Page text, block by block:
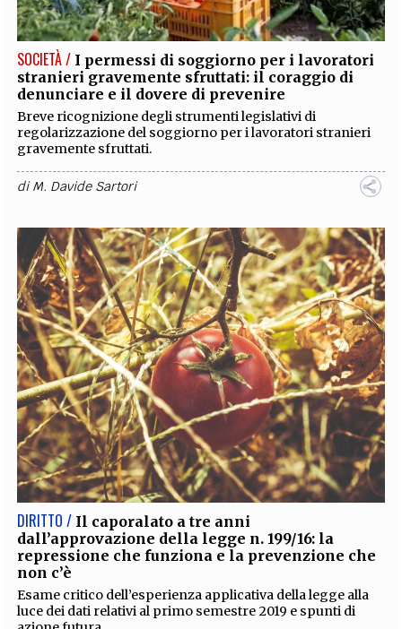
SOCIETÀ / I permessi di soggiorno per i lavoratori
stranieri gravemente sfruttati: il coraggio di
denunciare e il dovere di prevenire
Breve ricognizione degli strumenti legislativi di
regolarizzazione del soggiorno per i lavoratori stranieri
gravemente sfruttati.
diM. Davide Sartori
DIRITTO / Il caporalato a tre anni
dall’approvazione della legge n. 199/16: la
repressione che funziona e la prevenzione che
non c’è
Esame critico dell’esperienza applicativa della legge alla
luce dei dati relativi al primo semestre 2019 e spunti di